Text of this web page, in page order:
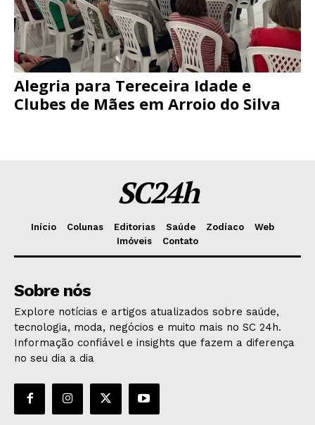
Alegria para Tereceira Idade e
Clubes de Mães em Arroio do Silva
SC24h
Início Colunas Editorias Saúde Zodíaco
Web
Imóveis
Contato
Sobre nós
Explore notícias e artigos atualizados sobre saúde,
tecnologia, moda, negócios e muito mais no SC 24h.
Informação confiável e insights que fazem a diferença
no seu dia a dia